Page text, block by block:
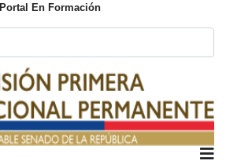
Portal En Formación